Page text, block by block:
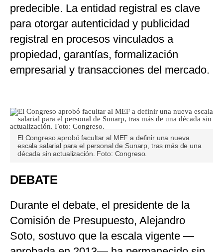
predecible. La entidad registral es clave
para otorgar autenticidad y publicidad
registral en procesos vinculados a
propiedad, garantías, formalización
empresarial y transacciones del mercado.
El Congreso aprobó facultar al MEF a definir una nueva
escala salarial para el personal de Sunarp, tras más de una
década sin actualización. Foto: Congreso.
DEBATE
Durante el debate, el presidente de la
Comisión de Presupuesto, Alejandro
Soto, sostuvo que la escala vigente —